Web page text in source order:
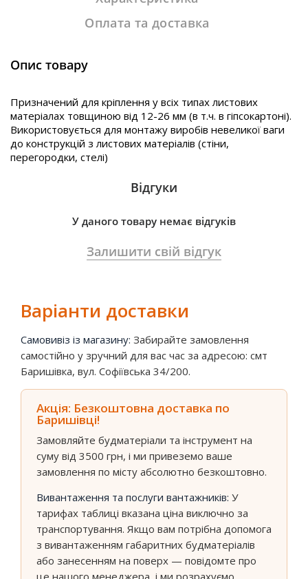
Оплата та доставка
Опис товару
Призначений для кріплення у всіх типах листових
матеріалах товщиною від 12-26 мм (в т.ч. в гіпсокартоні).
Використовується для монтажу виробів невеликої ваги
до конструкцій з листових матеріалів (стіни,
перегородки, стелі)
Відгуки
У даного товару немає відгуків
Залишити свій відгук
Варіанти доставки
Самовивіз із магазину: Забирайте замовлення
самостійно у зручний для вас час за адресою: смт
Баришівка, вул. Софіївська 34/200.
Акція: Безкоштовна доставка по
Баришівці!
Замовляйте будматеріали та інструмент на
суму від 3500 грн, і ми привеземо ваше
замовлення по місту абсолютно безкоштовно.
Вивантаження та послуги вантажників: У
тарифах таблиці вказана ціна виключно за
транспортування. Якщо вам потрібна допомога
з вивантаженням габаритних будматеріалів
або занесенням на поверх — повідомте про
це нашого менеджера, і ми розрахуємо